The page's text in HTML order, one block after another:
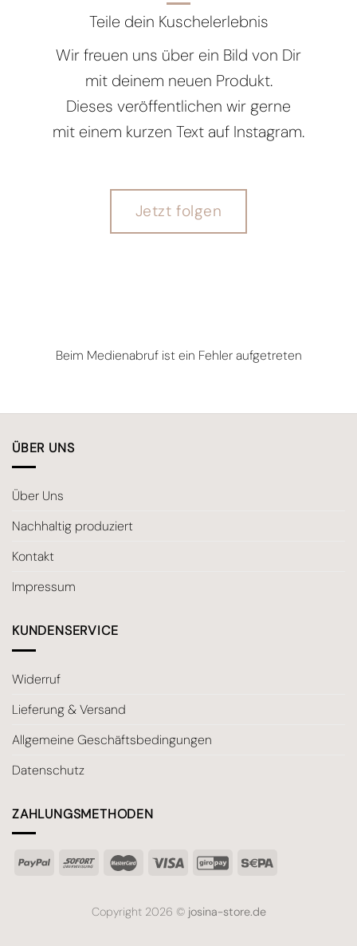
Teile dein Kuschelerlebnis
Wir freuen uns über ein Bild von Dir
mit deinem neuen Produkt.
Dieses veröffentlichen wir gerne
mit einem kurzen Text auf Instagram.
Jetzt folgen
Beim Medienabruf ist ein Fehler aufgetreten
ÜBER UNS
Über Uns
Nachhaltig produziert
Kontakt
Impressum
KUNDENSERVICE
Widerruf
Lieferung & Versand
Allgemeine Geschäftsbedingungen
Datenschutz
ZAHLUNGSMETHODEN
Copyright 2026 © josina-store.de